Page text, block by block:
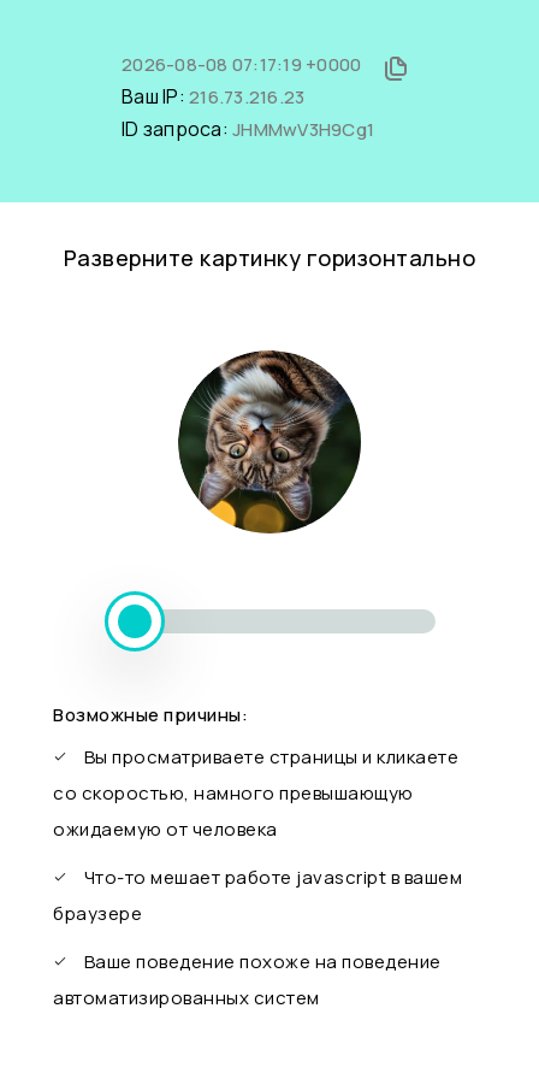
2026-08-08 07:17:19 +0000
Ваш IP: 216.73.216.23
ID запроса: JHMMwV3H9Cg1
Разверните картинку горизонтально
Возможные причины:
Вы просматриваете страницы и кликаете
со скоростью, намного превышающую
ожидаемую от человека
Что-то мешает работе javascript в вашем
браузере
Ваше поведение похоже на поведение
автоматизированных систем